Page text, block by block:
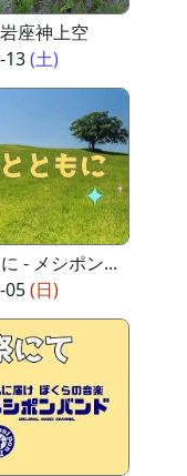
座神上空
13(土)
- メシポン...
05(日)